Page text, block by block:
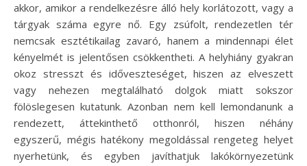
akkor, amikor a rendelkezésre álló hely korlátozott, vagy a
tárgyak száma egyre nő. Egy zsúfolt, rendezetlen tér
nemcsak esztétikailag zavaró, hanem a mindennapi élet
kényelmét is jelentősen csökkentheti. A helyhiány gyakran
okoz stresszt és időveszteséget, hiszen az elveszett
vagy nehezen megtalálható dolgok miatt sokszor
fölöslegesen kutatunk. Azonban nem kell lemondanunk a
rendezett, áttekinthető otthonról, hiszen néhány
egyszerű, mégis hatékony megoldással rengeteg helyet
nyerhetünk, és egyben javíthatjuk lakókörnyezetünk